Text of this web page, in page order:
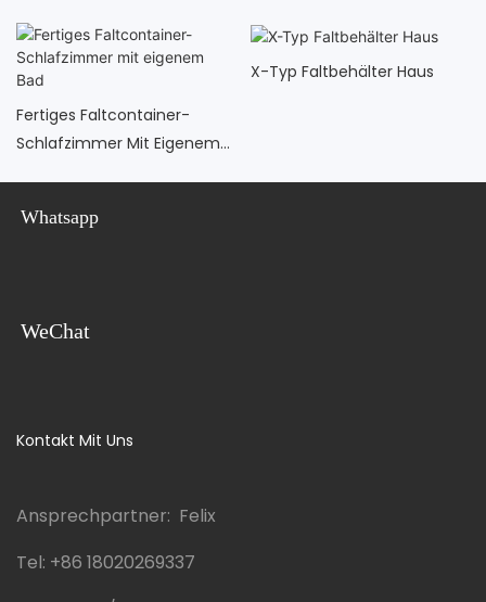
Fertiges Faltcontainer-
Schlafzimmer Mit Eigenem
X-Typ Faltbehälter Haus
Whatsapp
WeChat
Kontakt Mit Uns
Ansprechpartner: Felix
Tel: +86 18020269337